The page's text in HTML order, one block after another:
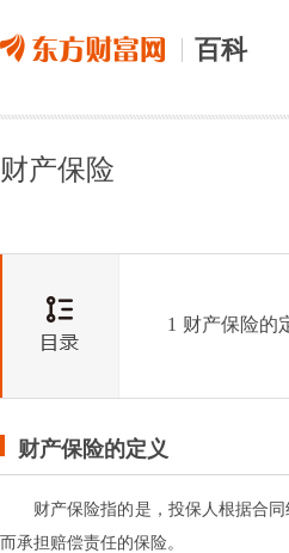
百科
财产保险
1 财产保险的
财产保险的定义
财产保险指的是，投保人根据合
而承担赔偿责任的保险。